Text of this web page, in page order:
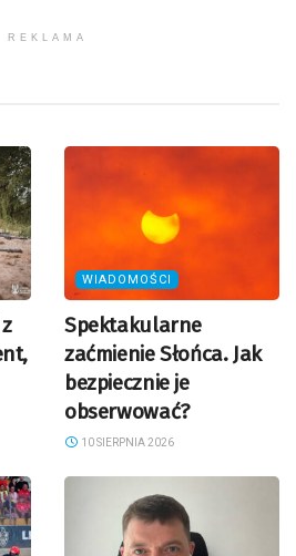
REKLAMA
WIADOMOŚCI
Spektakularne
zaćmienie Słońca. Jak
bezpiecznie je
obserwować?
10 SIERPNIA 2026